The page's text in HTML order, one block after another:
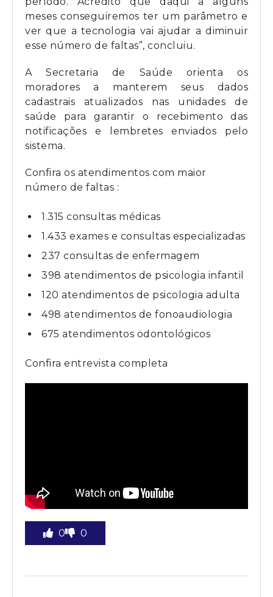
meses conseguiremos ter um parâmetro e
ver que a tecnologia vai ajudar a diminuir
esse número de faltas”, concluiu.
A Secretaria de Saúde orienta os
moradores a manterem seus dados
cadastrais atualizados nas unidades de
saúde para garantir o recebimento das
notificações e lembretes enviados pelo
sistema.
Confira os atendimentos com maior
número de faltas :
1.315 consultas médicas
1.433 exames e consultas especializadas
237 consultas de enfermagem
398 atendimentos de psicologia infantil
120 atendimentos de psicologia adulta
498 atendimentos de fonoaudiologia
675 atendimentos odontológicos
Confira entrevista completa
0 0